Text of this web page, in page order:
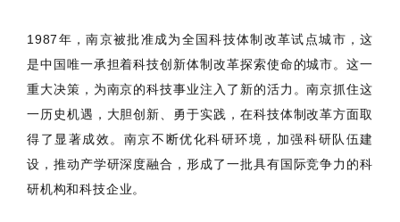
1987年，南京被批准成为全国科技体制改革试点城市，这
是中国唯一承担着科技创新体制改革探索使命的城市。这一
重大决策，为南京的科技事业注入了新的活力。南京抓住这
一历史机遇，大胆创新、勇于实践，在科技体制改革方面取
得了显著成效。南京不断优化科研环境，加强科研队伍建
设，推动产学研深度融合，形成了一批具有国际竞争力的科
研机构和科技企业。